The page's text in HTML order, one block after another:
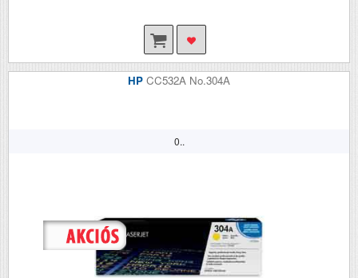
HP CC532A No.304A
0..